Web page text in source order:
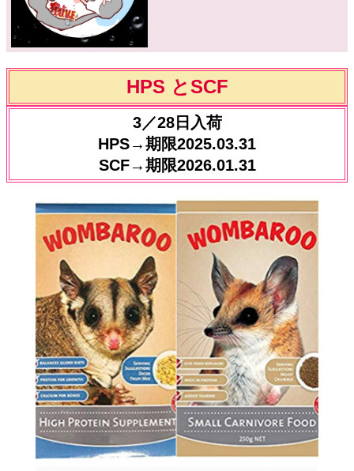
HPS とSCF
3／28日入荷
HPS→期限2025.03.31
SCF→期限2026.01.31